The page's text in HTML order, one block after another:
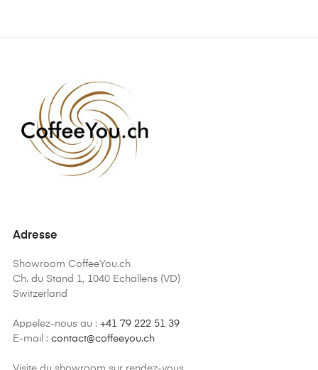
Adresse
Showroom CoffeeYou.ch
Ch. du Stand 1, 1040 Echallens (VD)
Switzerland
Appelez-nous au : +41 79 222 51 39
E-mail : contact@coffeeyou.ch